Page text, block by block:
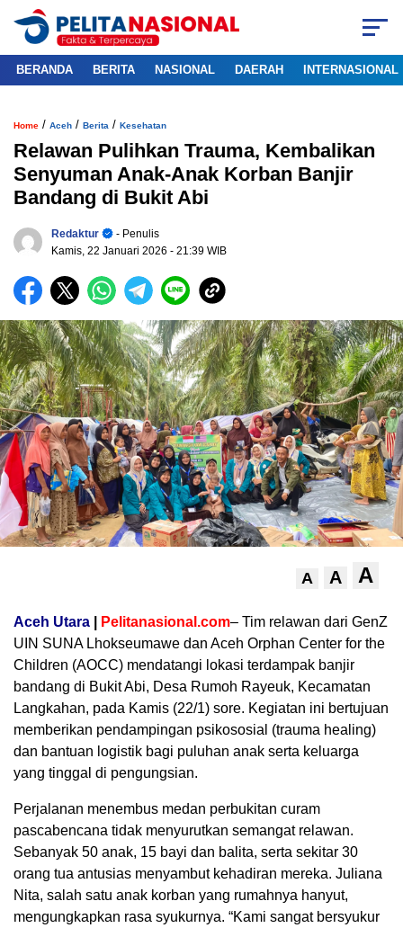
BERANDA BERITA NASIONAL DAERAH INTERNASIONAL
Home / Aceh / Berita / Kesehatan
Relawan Pulihkan Trauma, Kembalikan
Senyuman Anak-Anak Korban Banjir
Bandang di Bukit Abi
Redaktur
- Penulis
Kamis, 22 Januari 2026 - 21:39 WIB
A A A
Aceh Utara Pelitanasional.com– Tim relawan dari GenZ
UIN SUNA Lhokseumawe dan Aceh Orphan Center for the
Children (AOCC) mendatangi lokasi terdampak banjir
bandang di Bukit Abi, Desa Rumoh Rayeuk, Kecamatan
Langkahan, pada Kamis (22/1) sore. Kegiatan ini bertujuan
memberikan pendampingan psikososial (trauma healing)
dan bantuan logistik bagi puluhan anak serta keluarga
yang tinggal di pengungsian.
Perjalanan menembus medan perbukitan curam
pascabencana tidak menyurutkan semangat relawan.
Sebanyak 50 anak, 15 bayi dan balita, serta sekitar 30
orang tua antusias menyambut kehadiran mereka. Juliana
Nita, salah satu anak korban yang rumahnya hanyut,
mengungkapkan rasa syukurnya. “Kami sangat bersyukur